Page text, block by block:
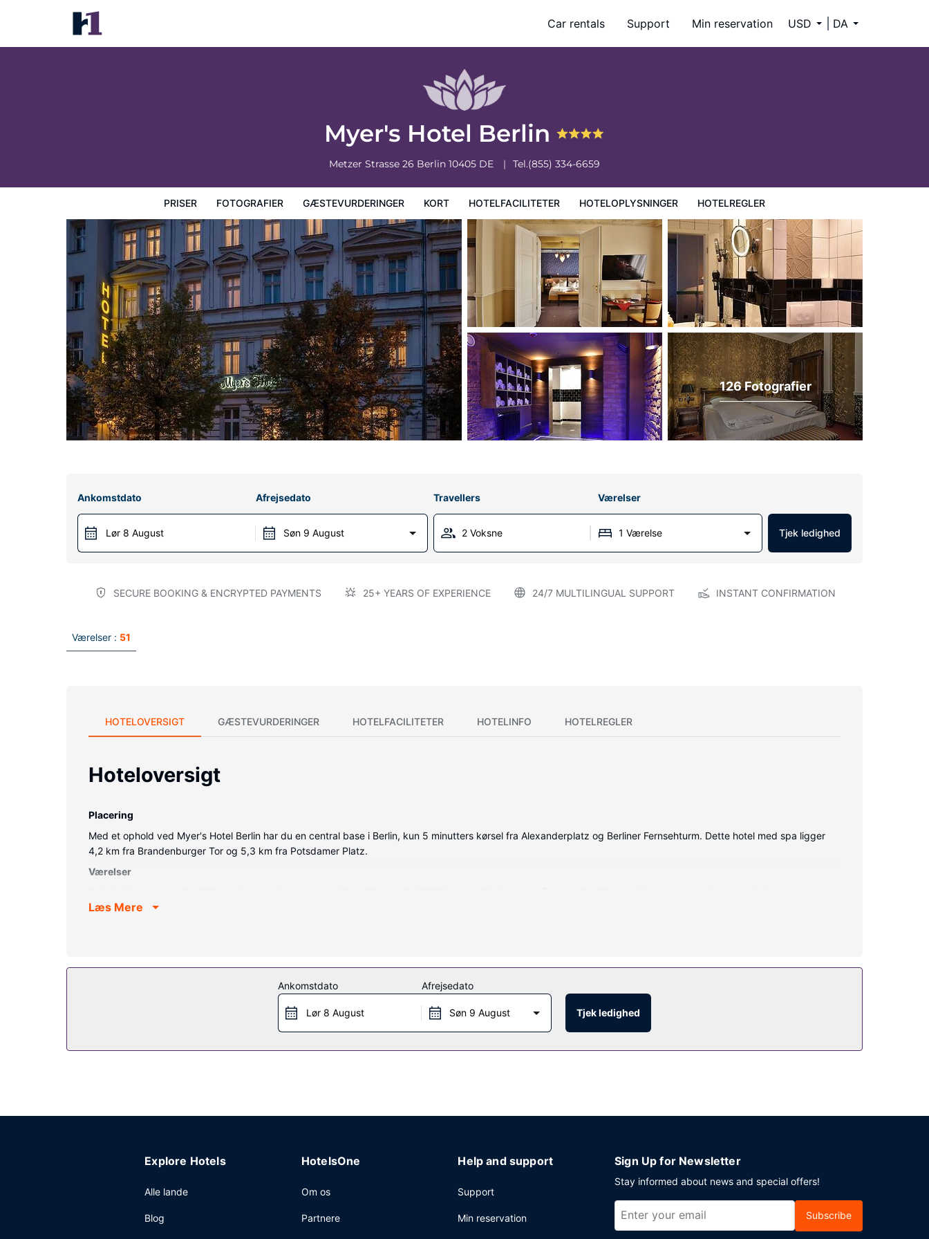
Car rentals Support Min reservation USD DA
Myer's Hotel Berlin
Metzer Strasse 26 Berlin 10405 DE Tel.(855) 334-6659
PRISER FOTOGRAFIER GÆSTEVURDERINGER KORT HOTELFACILITETER HOTELOPLYSNINGER HOTELREGLER
Myer's Hotel Berlin
Priser
126 Fotografier
Ankomstdato
Lør 8 August
Afrejsedato
Søn 9 August
Travellers Værelser
2 Voksne 1 Værelse Tjek ledighed
SECURE BOOKING & ENCRYPTED PAYMENTS 25+ YEARS OF EXPERIENCE 24/7 MULTILINGUAL SUPPORT INSTANT CONFIRMATION
Værelser : 51
HOTELOVERSIGT GÆSTEVURDERINGER HOTELFACILITETER HOTELINFO HOTELREGLER
Hoteloversigt
Placering
Med et ophold ved Myer's Hotel Berlin har du en central base i Berlin, kun 5 minutters kørsel fra Alexanderplatz og Berliner Fernsehturm. Dette hotel med spa ligger
4,2 km fra Brandenburger Tor og 5,3 km fra Potsdamer Platz.
Værelser
telefoner med gratis lokalopkald.
Dette hotel tilbyder roomservice (i et begrænset antal timer) på værelset. Tag forbi baren/loungen, hvor du kan slukke tørsten med din yndlingsdrink.
Morgenmadsbuffet tilbydes mod gebyr dagligt fra kl. 07.00 til kl. 11.00.
Læs Mere
Ankomstdato
Lør 8 August
Afrejsedato
Søn 9 August Tjek ledighed
Explore Hotels
Alle lande
Blog
HotelsOne
Om os
Partnere
Help and support
Support
Min reservation
Sign Up for Newsletter
Stay informed about news and special offers!
Subscribe